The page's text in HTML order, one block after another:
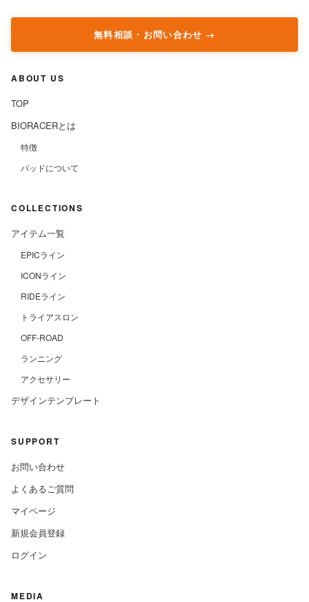
無料相談・お問い合わせ
ABOUT US
TOP
BIORACERとは
特徴
パッドについて
COLLECTIONS
アイテム一覧
EPICライン
ICONライン
RIDEライン
トライアスロン
OFF-ROAD
ランニング
アクセサリー
デザインテンプレート
SUPPORT
お問い合わせ
よくあるご質問
マイページ
新規会員登録
ログイン
MEDIA